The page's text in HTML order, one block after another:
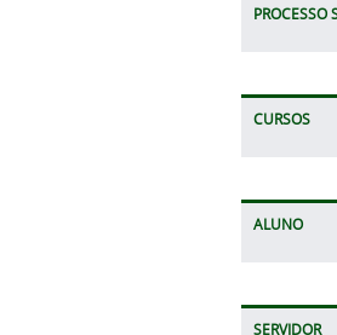
PROCESSO
CURSOS
ALUNO
SERVIDOR